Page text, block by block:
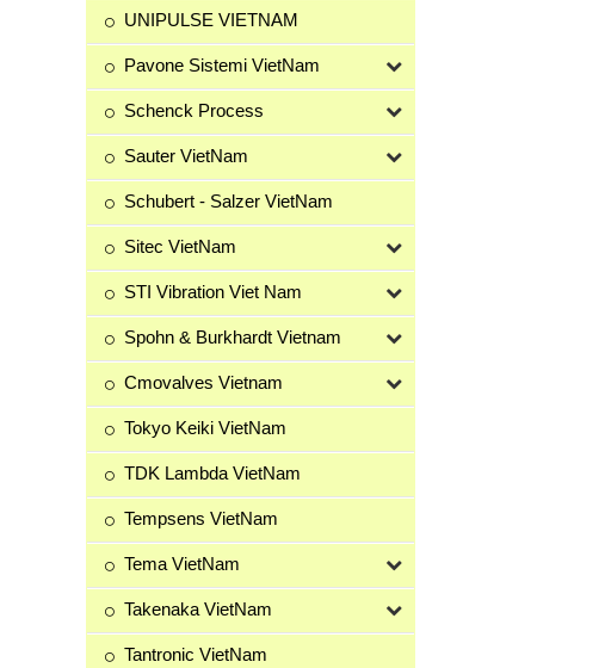
UNIPULSE VIETNAM
Pavone Sistemi VietNam
Schenck Process
Sauter VietNam
Schubert - Salzer VietNam
Sitec VietNam
STI Vibration Viet Nam
Spohn & Burkhardt Vietnam
Cmovalves Vietnam
Tokyo Keiki VietNam
TDK Lambda VietNam
Tempsens VietNam
Tema VietNam
Takenaka VietNam
Tantronic VietNam